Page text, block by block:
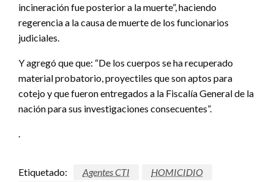
incineración fue posterior a la muerte”, haciendo
regerencia a la causa de muerte de los funcionarios
judiciales.
Y agregó que que: “De los cuerpos se ha recuperado
material probatorio, proyectiles que son aptos para
cotejo y que fueron entregados a la Fiscalía General de la
nación para sus investigaciones consecuentes”.
.
Etiquetado: Agentes CTI
HOMICIDIO